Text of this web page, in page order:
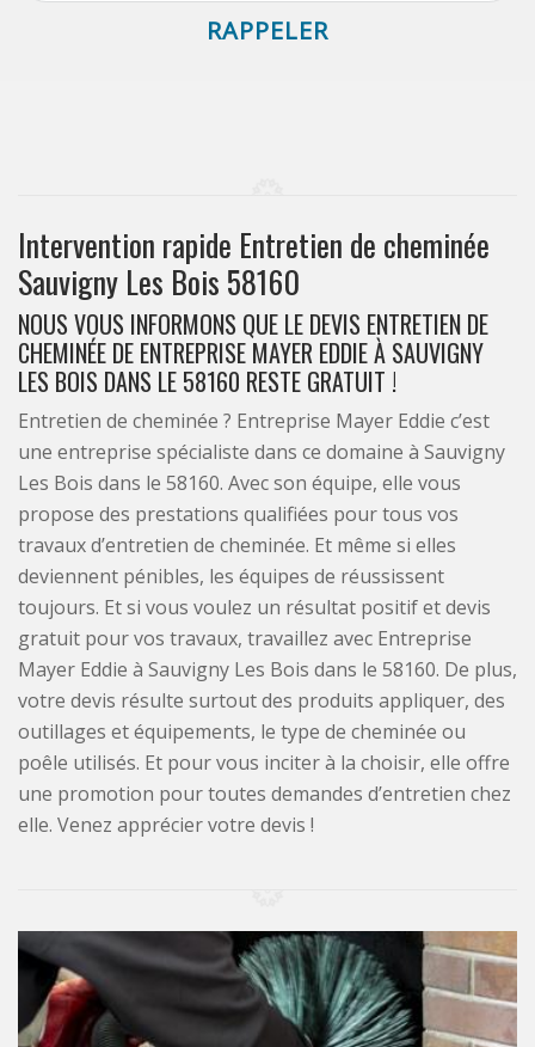
Intervention rapide Entretien de cheminée
Sauvigny Les Bois 58160
NOUS VOUS INFORMONS QUE LE DEVIS ENTRETIEN DE
CHEMINÉE DE ENTREPRISE MAYER EDDIE À SAUVIGNY
LES BOIS DANS LE 58160 RESTE GRATUIT !
Entretien de cheminée ? Entreprise Mayer Eddie c’est
une entreprise spécialiste dans ce domaine à Sauvigny
Les Bois dans le 58160. Avec son équipe, elle vous
propose des prestations qualifiées pour tous vos
travaux d’entretien de cheminée. Et même si elles
deviennent pénibles, les équipes de réussissent
toujours. Et si vous voulez un résultat positif et devis
gratuit pour vos travaux, travaillez avec Entreprise
Mayer Eddie à Sauvigny Les Bois dans le 58160. De plus,
votre devis résulte surtout des produits appliquer, des
outillages et équipements, le type de cheminée ou
poêle utilisés. Et pour vous inciter à la choisir, elle offre
une promotion pour toutes demandes d’entretien chez
elle. Venez apprécier votre devis !